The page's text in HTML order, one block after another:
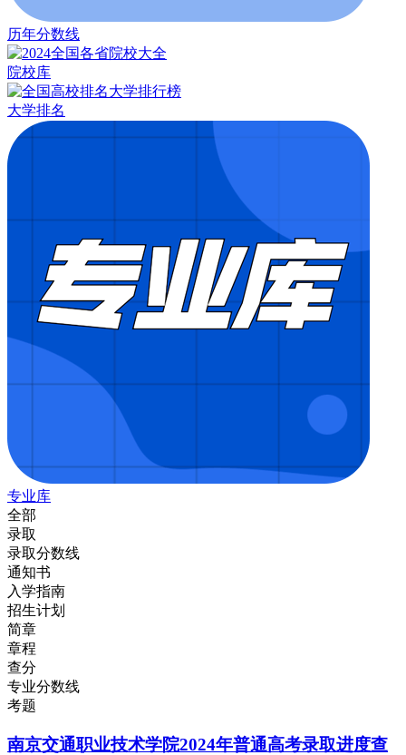
历年分数线
院校库
大学排名
专业库
全部
录取
录取分数线
通知书
入学指南
招生计划
简章
章程
查分
专业分数线
考题
南京交通职业技术学院2024年普通高考录取进度查